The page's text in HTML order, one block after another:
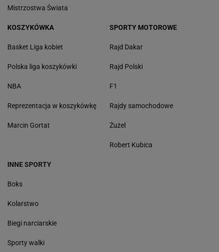
Mistrzostwa Świata
KOSZYKÓWKA
Basket Liga kobiet
Polska liga koszykówki
NBA
Reprezentacja w koszykówkę
Marcin Gortat
SPORTY MOTOROWE
Rajd Dakar
Rajd Polski
F1
Rajdy samochodowe
Żużel
Robert Kubica
INNE SPORTY
Boks
Kolarstwo
Biegi narciarskie
Sporty walki